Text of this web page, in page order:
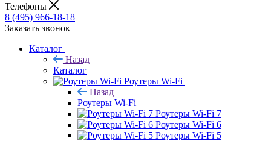
Телефоны
8 (495) 966-18-18
Заказать звонок
Каталог
Назад
Каталог
Роутеры Wi-Fi
Назад
Роутеры Wi-Fi
Роутеры Wi-Fi 7
Роутеры Wi-Fi 6
Роутеры Wi-Fi 5